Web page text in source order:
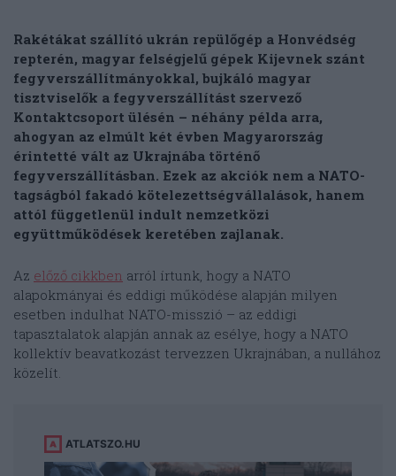
Rakétákat szállító ukrán repülőgép a Honvédség
repterén, magyar felségjelű gépek Kijevnek szánt
fegyverszállítmányokkal, bujkáló magyar
tisztviselők a fegyverszállítást szervező
Kontaktcsoport ülésén – néhány példa arra,
ahogyan az elmúlt két évben Magyarország
érintetté vált az Ukrajnába történő
fegyverszállításban. Ezek az akciók nem a NATO-
tagságból fakadó kötelezettségvállalások, hanem
attól függetlenül indult nemzetközi
együttműködések keretében zajlanak.
Az előző cikkben arról írtunk, hogy a NATO
alapokmányai és eddigi működése alapján milyen
esetben indulhat NATO-misszió – az eddigi
tapasztalatok alapján annak az esélye, hogy a NATO
kollektív beavatkozást tervezzen Ukrajnában, a nullához
közelít.